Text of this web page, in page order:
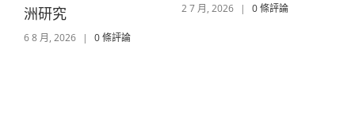
洲研究
6 8 月, 2026 | 0 條評論
2 7 月, 2026 | 0 條評論